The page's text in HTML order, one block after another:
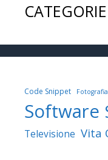
CATEGORIE
Code Snippet Fotografia
Software
Televisione Vita